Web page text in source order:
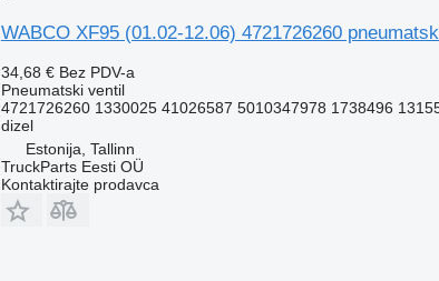
WABCO XF95 (01.02-12.06) 4721726260
34,68 € Bez PDV-a
Pneumatski ventil
4721726260 1330025 41026587 5010347978 1738496
dizel
Estonija, Tallinn
TruckParts Eesti OÜ
Kontaktirajte prodavca